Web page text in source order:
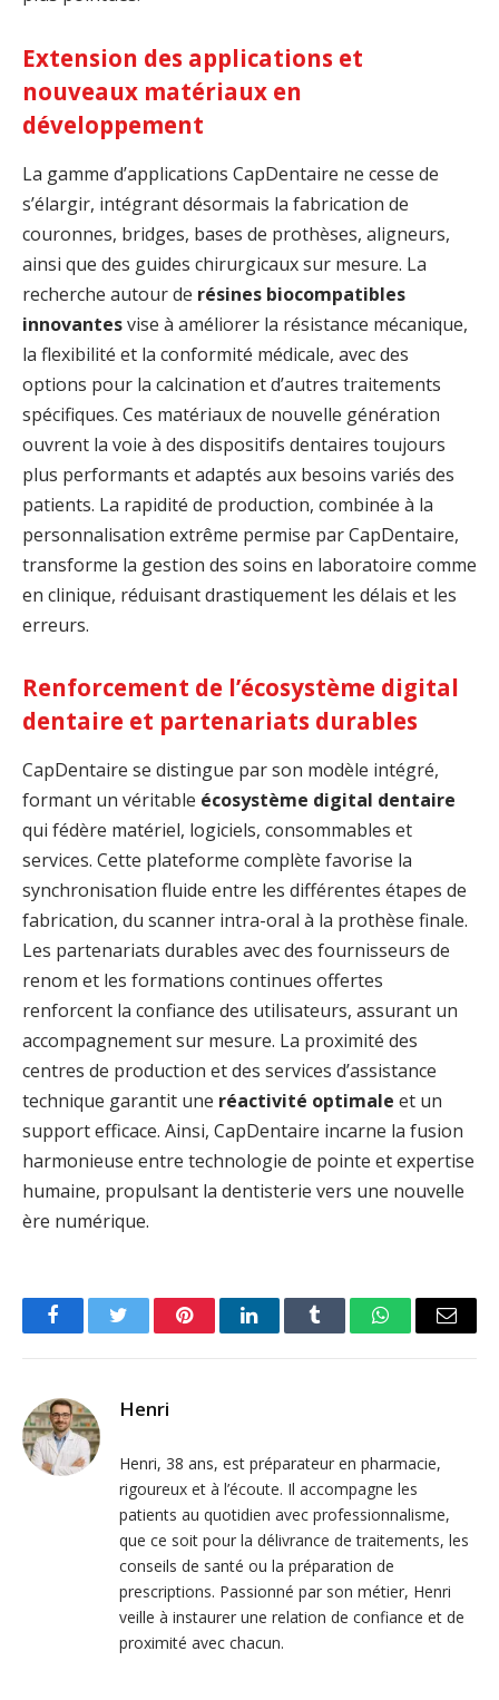
Extension des applications et
nouveaux matériaux en
développement
La gamme d’applications CapDentaire ne cesse de
s’élargir, intégrant désormais la fabrication de
couronnes, bridges, bases de prothèses, aligneurs,
ainsi que des guides chirurgicaux sur mesure. La
recherche autour de résines biocompatibles
innovantesvise à améliorer la résistance mécanique,
la flexibilité et la conformité médicale, avec des
options pour la calcination et d’autres traitements
spécifiques. Ces matériaux de nouvelle génération
ouvrent la voie à des dispositifs dentaires toujours
plus performants et adaptés aux besoins variés des
patients. La rapidité de production, combinée à la
personnalisation extrême permise par CapDentaire,
transforme la gestion des soins en laboratoire comme
en clinique, réduisant drastiquement les délais et les
erreurs.
Renforcement de l’écosystème digital
dentaire et partenariats durables
CapDentaire se distingue par son modèle intégré,
formant un véritable écosystème digital dentaire
qui fédère matériel, logiciels, consommables et
services. Cette plateforme complète favorise la
synchronisation fluide entre les différentes étapes de
fabrication, du scanner intra-oral à la prothèse finale.
Les partenariats durables avec des fournisseurs de
renom et les formations continues offertes
renforcent la confiance des utilisateurs, assurant un
accompagnement sur mesure. La proximité des
centres de production et des services d’assistance
technique garantit une réactivité optimale et un
support efficace. Ainsi, CapDentaire incarne la fusion
harmonieuse entre technologie de pointe et expertise
humaine, propulsant la dentisterie vers une nouvelle
ère numérique.
FacebookTwitter PinterestLinkedInTumblr WhatsAppEmail
Henri
Henri, 38 ans, est préparateur en pharmacie,
rigoureux et à l’écoute. Il accompagne les
patients au quotidien avec professionnalisme,
que ce soit pour la délivrance de traitements, les
conseils de santé ou la préparation de
prescriptions. Passionné par son métier, Henri
veille à instaurer une relation de confiance et de
proximité avec chacun.